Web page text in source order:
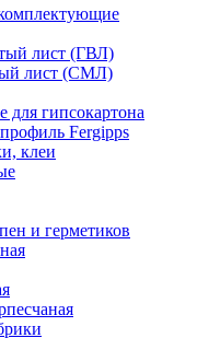
лист (ГВЛ)
лист (СМЛ)
гипсокартона
Fergipps
клеи
и герметиков